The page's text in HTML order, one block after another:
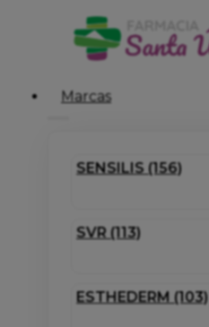
Marcas
SENSILIS (156)
SVR (113)
ESTHEDERM (103)